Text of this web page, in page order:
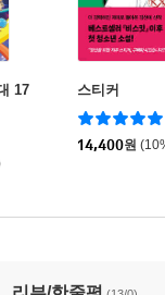
17
스티커
14,400원